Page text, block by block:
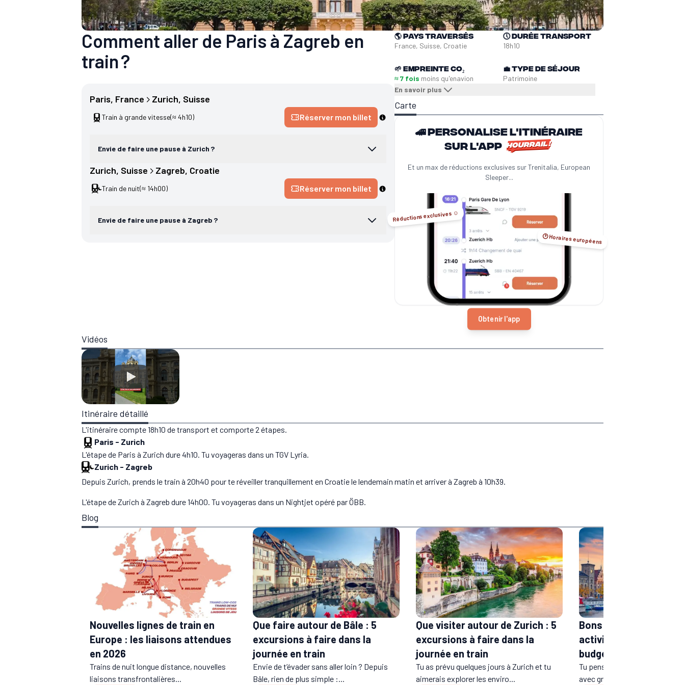
Comment aller de Paris à Zagreb en
train ?
Paris, France Zurich, Suisse
Train à grande vitesse(≈ 4h10) Réserver mon billet
Envie de faire une pause à Zurich ?
Zurich, Suisse Zagreb, Croatie
Train de nuit(≈ 14h00) Réserver mon billet
Envie de faire une pause à Zagreb ?
🌎 Pays traversés
France, Suisse, Croatie
🕔Durée transport
18h10
🌱 Empreinte CO₂
≈ 7 fois moins qu'enavion
En savoir plus
💼Type de séjour
Patrimoine
Carte
🚄 Personalise l'itinéraire
sur l'app
Et un max de réductions exclusives sur Trenitalia, European
Sleeper...
Réductions exclusives ☺️
🕑 Horaires européens
Obtenir l'app
Vidéos
Itinéraire détaillé
L'itinéraire compte 18h10 de transport et comporte 2 étapes.
Paris - Zurich
L'étape de Paris à Zurich dure 4h10. Tu voyageras dans un TGV Lyria.
Zurich - Zagreb
Depuis Zurich, prends le train à 20h40 pour te réveiller tranquillement en Croatie le lendemain matin et arriver à Zagreb à 10h39.
L'étape de Zurich à Zagreb dure 14h00. Tu voyageras dans un Nightjet opéré par ÖBB.
Blog
Nouvelles lignes de train en
Europe : les liaisons attendues
en 2026
Trains de nuit longue distance, nouvelles
liaisons transfrontalières...
Que faire autour de Bâle : 5
excursions à faire dans la
journée en train
Envie de t’évader sans aller loin ? Depuis
Bâle, rien de plus simple :...
Que visiter autour de Zurich : 5
excursions à faire dans la
journée en train
Tu as prévu quelques jours à Zurich et tu
aimerais explorer les enviro...
Bons plans Zurich : top
activités gratuites ou
budget
Tu penses que la Suisse rime
avec gros budget ? Eh bien,